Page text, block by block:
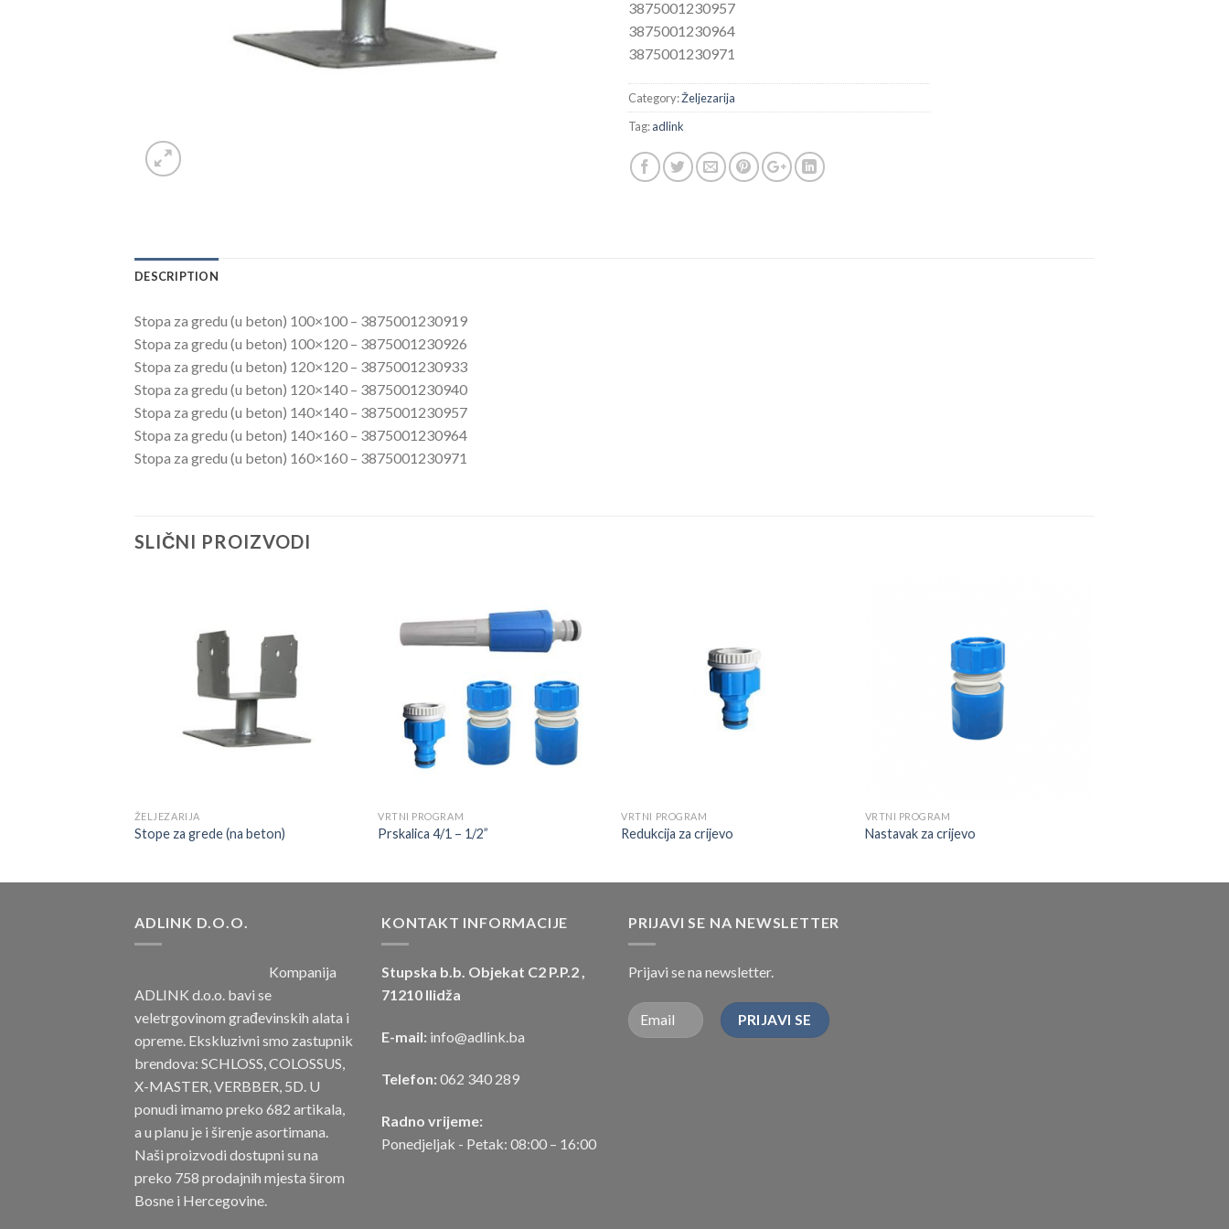
3875001230957
3875001230964
3875001230971
Category:Željezarija
Tag:adlink
DESCRIPTION
Stopa za gredu (u beton) 100×100 – 3875001230919
Stopa za gredu (u beton) 100×120 – 3875001230926
Stopa za gredu (u beton) 120×120 – 3875001230933
Stopa za gredu (u beton) 120×140 – 3875001230940
Stopa za gredu (u beton) 140×140 – 3875001230957
Stopa za gredu (u beton) 140×160 – 3875001230964
Stopa za gredu (u beton) 160×160 – 3875001230971
SLIČNI PROIZVODI
ŽELJEZARIJA
Stope za grede (na beton)
Dodaj
u
VRTNI PROGRAM
Prskalica 4/1 – 1/2”
VRTNI PROGRAM
Redukcija za crijevo
VRTNI PROGRAM
Nastavak za crijevo
ADLINK D.O.O.
Kompanija
ADLINK d.o.o. bavi se
veletrgovinom građevinskih alata i
opreme. Ekskluzivni smo zastupnik
brendova: SCHLOSS, COLOSSUS,
X-MASTER, VERBBER, 5D. U
ponudi imamo preko 682 artikala,
a u planu je i širenje asortimana.
Naši proizvodi dostupni su na
preko 758 prodajnih mjesta širom
Bosne i Hercegovine.
KONTAKT INFORMACIJE
Stupska b.b. Objekat C2 P.P.2 ,
71210 Ilidža
E-mail: info@adlink.ba
Telefon: 062 340 289
Radno vrijeme:
Ponedjeljak - Petak: 08:00 – 16:00
PRIJAVI SE NA NEWSLETTER
Prijavi se na newsletter.